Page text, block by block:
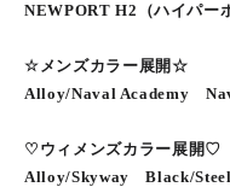
NEWPORT H2（ハイパー
☆メンズカラー展開☆
Alloy/Naval Academy
♡ウィメンズカラー展開♡
Alloy/Skyway Black/